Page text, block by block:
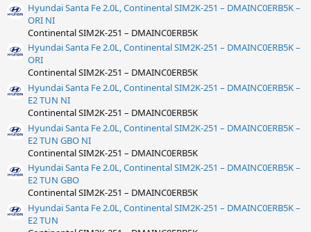
Hyundai Santa Fe 2.0L, Continental SIM2K-251 – DMAINC0ERB5K –
ORI NI
Continental SIM2K-251 – DMAINC0ERB5K
Hyundai Santa Fe 2.0L, Continental SIM2K-251 – DMAINC0ERB5K –
ORI
Continental SIM2K-251 – DMAINC0ERB5K
Hyundai Santa Fe 2.0L, Continental SIM2K-251 – DMAINC0ERB5K –
E2 TUN NI
Continental SIM2K-251 – DMAINC0ERB5K
Hyundai Santa Fe 2.0L, Continental SIM2K-251 – DMAINC0ERB5K –
E2 TUN GBO NI
Continental SIM2K-251 – DMAINC0ERB5K
Hyundai Santa Fe 2.0L, Continental SIM2K-251 – DMAINC0ERB5K –
E2 TUN GBO
Continental SIM2K-251 – DMAINC0ERB5K
Hyundai Santa Fe 2.0L, Continental SIM2K-251 – DMAINC0ERB5K –
E2 TUN